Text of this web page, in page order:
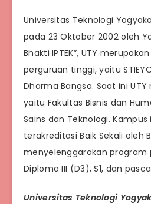
Universitas Teknologi
pada 23 Oktober 2002 oleh
Bhakti IPTEK”, UTY
perguruan tinggi, yaitu
Dharma Bangsa. Saat ini
yaitu Fakultas Bisnis dan
Sains dan Teknologi. Kampus
terakreditasi Baik Sekali oleh
menyelenggarakan program
Diploma III (D3), S1, dan
Universitas Teknologi